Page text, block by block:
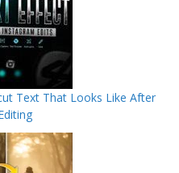
Text That Looks Like After